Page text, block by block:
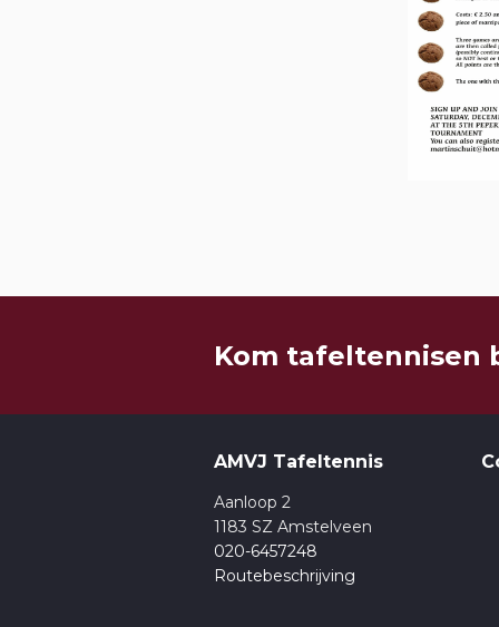
Kom tafeltennisen
AMVJ Tafeltennis
Aanloop 2
1183 SZ Amstelveen
020-6457248
Routebeschrijving